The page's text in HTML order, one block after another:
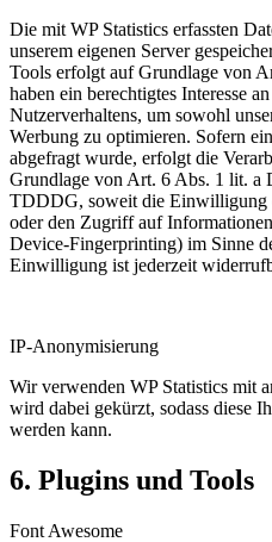
Die mit WP Statistics erfassten
unserem eigenen Server
Tools erfolgt auf Grundlage von
haben ein berechtigtes Interesse
Nutzerverhaltens, um sowohl
Werbung zu optimieren. Sofern
abgefragt wurde, erfolgt die
Grundlage von Art. 6 Abs. 1 lit. a
TDDDG, soweit die Einwilligung
oder den Zugriff auf
Device-Fingerprinting) im Sinne
Einwilligung ist jederzeit
IP-Anonymisierung
Wir verwenden WP Statistics mit
wird dabei gekürzt, sodass diese
werden kann.
6. Plugins und Tools
Font Awesome